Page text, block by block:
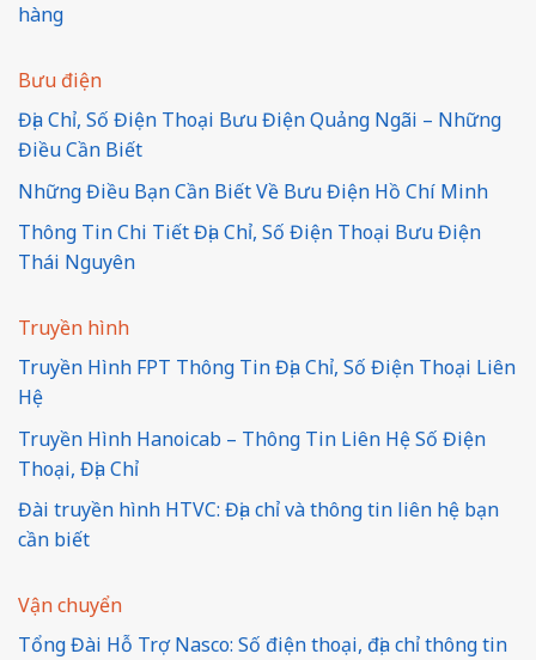
hàng
Bưu điện
Địa Chỉ, Số Điện Thoại Bưu Điện Quảng Ngãi – Những
Điều Cần Biết
Những Điều Bạn Cần Biết Về Bưu Điện Hồ Chí Minh
Thông Tin Chi Tiết Địa Chỉ, Số Điện Thoại Bưu Điện
Thái Nguyên
Truyền hình
Truyền Hình FPT Thông Tin Địa Chỉ, Số Điện Thoại Liên
Hệ
Truyền Hình Hanoicab – Thông Tin Liên Hệ Số Điện
Thoại, Địa Chỉ
Đài truyền hình HTVC: Địa chỉ và thông tin liên hệ bạn
cần biết
Vận chuyển
Tổng Đài Hỗ Trợ Nasco: Số điện thoại, địa chỉ thông tin